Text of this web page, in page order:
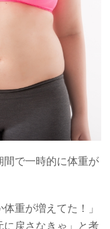
間で一時的に体重が
重が増えてた！」
に戻さなきゃ」と考